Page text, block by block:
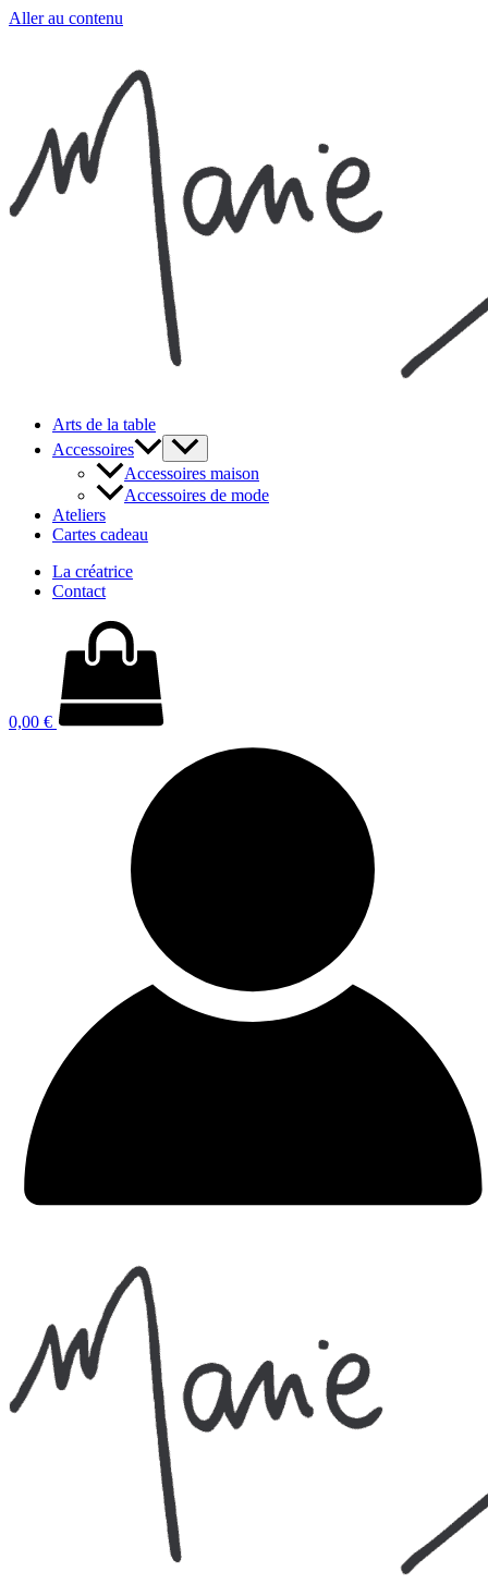
Aller au contenu
Arts de la table
Accessoires
Accessoires maison
Accessoires de mode
Ateliers
Cartes cadeau
La créatrice
Contact
0,00 €